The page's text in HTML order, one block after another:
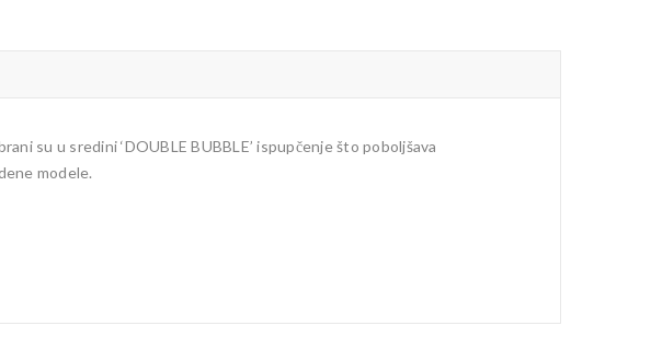
su u sredini ‘DOUBLE BUBBLE’ ispupčenje što poboljšava
modele.